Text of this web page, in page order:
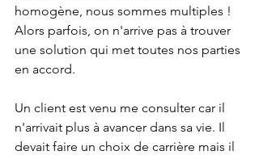
homogène, nous sommes multiples !
Alors parfois, on n'arrive pas à trouver
une solution qui met toutes nos parties
en accord.
Un client est venu me consulter car il
n'arrivait plus à avancer dans sa vie. Il
devait faire un choix de carrière mais il